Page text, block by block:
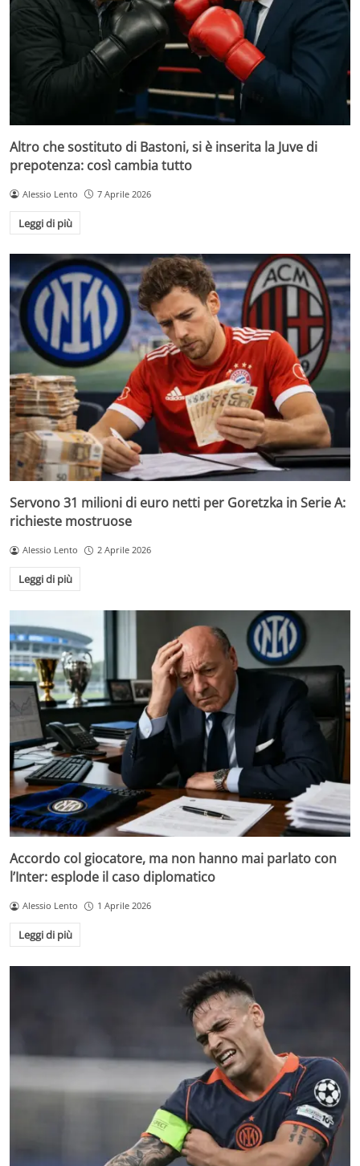
Altro che sostituto di Bastoni, si è inserita la Juve di
prepotenza: così cambia tutto
Alessio Lento 7 Aprile 2026
Leggi di più
Servono 31 milioni di euro netti per Goretzka in Serie A:
richieste mostruose
Alessio Lento 2 Aprile 2026
Leggi di più
Accordo col giocatore, ma non hanno mai parlato con
l’Inter: esplode il caso diplomatico
Alessio Lento 1 Aprile 2026
Leggi di più